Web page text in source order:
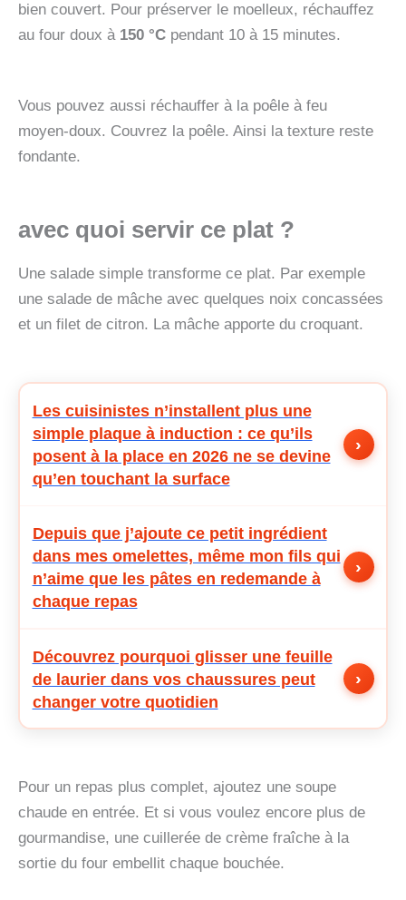
bien couvert. Pour préserver le moelleux, réchauffez
au four doux à 150 °C pendant 10 à 15 minutes.
Vous pouvez aussi réchauffer à la poêle à feu
moyen‑doux. Couvrez la poêle. Ainsi la texture reste
fondante.
avec quoi servir ce plat ?
Une salade simple transforme ce plat. Par exemple
une salade de mâche avec quelques noix concassées
et un filet de citron. La mâche apporte du croquant.
Les cuisinistes n’installent plus une
simple plaque à induction : ce qu’ils
posent à la place en 2026 ne se devine
qu’en touchant la surface
›
Depuis que j’ajoute ce petit ingrédient
dans mes omelettes, même mon fils qui
n’aime que les pâtes en redemande à
chaque repas
›
Découvrez pourquoi glisser une feuille
de laurier dans vos chaussures peut
changer votre quotidien
›
Pour un repas plus complet, ajoutez une soupe
chaude en entrée. Et si vous voulez encore plus de
gourmandise, une cuillerée de crème fraîche à la
sortie du four embellit chaque bouchée.